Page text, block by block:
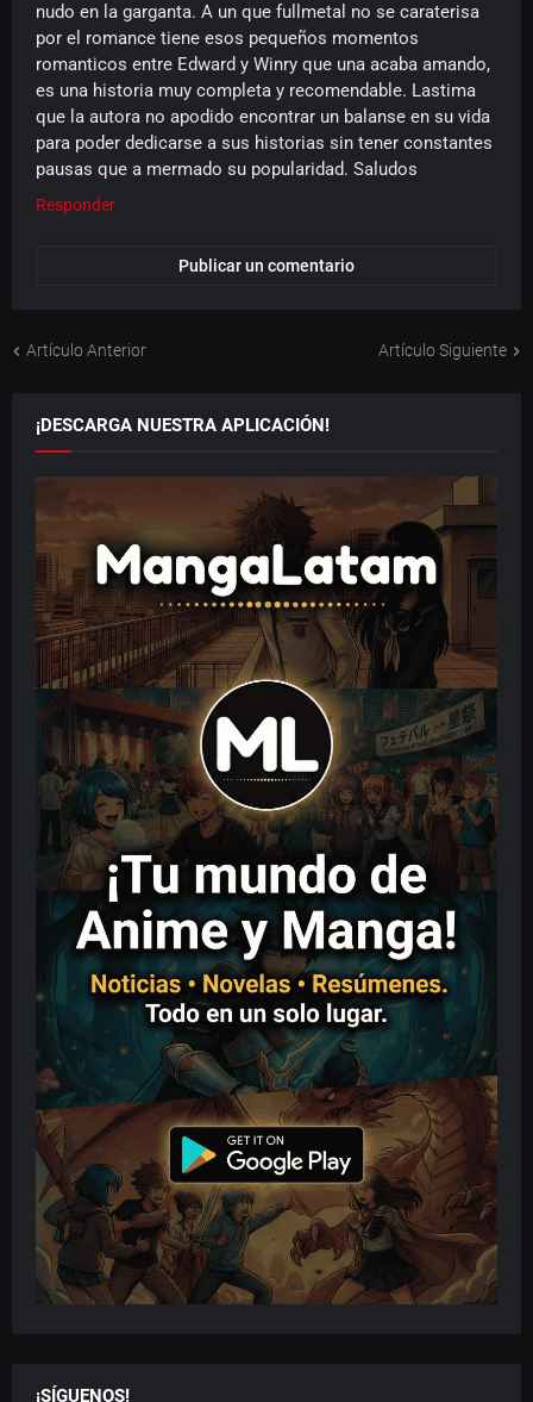
nudo en la garganta. A un que fullmetal no se caraterisa
por el romance tiene esos pequeños momentos
romanticos entre Edward y Winry que una acaba amando,
es una historia muy completa y recomendable. Lastima
que la autora no apodido encontrar un balanse en su vida
para poder dedicarse a sus historias sin tener constantes
pausas que a mermado su popularidad. Saludos
Responder
Publicar un comentario
Artículo Anterior Artículo Siguiente
¡DESCARGA NUESTRA APLICACIÓN!
¡SÍGUENOS!